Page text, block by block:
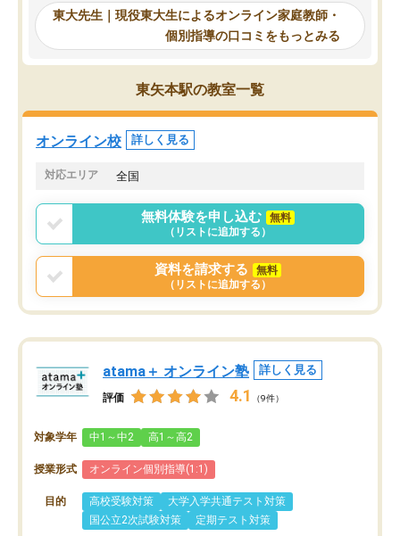
れるので、親としても安心です。毎日
使える自習室とかもあり、わからない
ところがあれば先生が回答してくれる
のも重宝しています。
自習室が毎日使えていつ
るのが心強かったよう
謝です。
東大先生｜現役東大生によるオンライン家庭教師・
個別指導の口コミをもっとみる
東矢本駅の教室一覧
オンライン校 詳しく見る
対応エリア 全国
無料体験を申し込む
無料
（リストに追加する）
資料を請求する
無料
（リストに追加する）
atama＋ オンライン塾 詳しく見る
評価 4.1 （9件）
対象学年 中1～中2 高1～高2
授業形式 オンライン個別指導(1:1)
目的 高校受験対策
大学入学共通テスト対策
国公立2次試験対策
定期テスト対策